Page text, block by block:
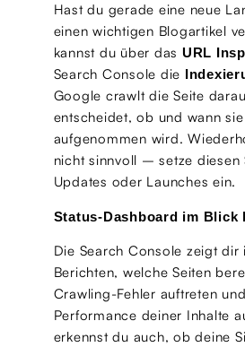
Hast du gerade eine neue
einen wichtigen Blogartikel
kannst du über das URL
Search Console die
Google crawlt die Seite
entscheidet, ob und wann
aufgenommen wird.
nicht sinnvoll – setze diesen
Updates oder Launches ein.
Status-Dashboard im Blick
Die Search Console zeigt dir
Berichten, welche Seiten
Crawling-Fehler auftreten
Performance deiner Inhalte
erkennst du auch, ob deine